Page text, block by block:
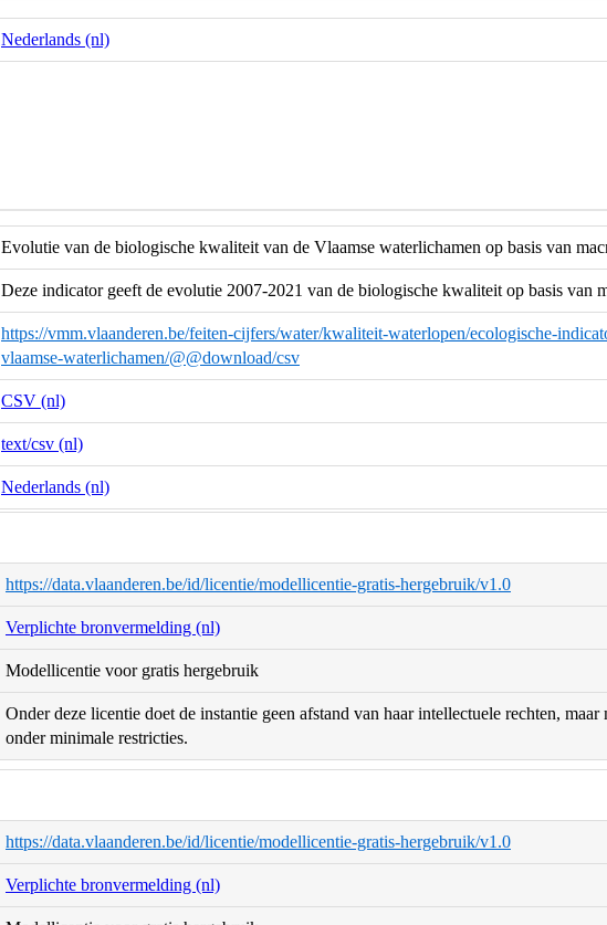
Nederlands (nl)
Evolutie van de biologische kwaliteit van de Vlaamse waterlichamen op basis van
Deze indicator geeft de evolutie 2007-2021 van de biologische kwaliteit op basis van
https://vmm.vlaanderen.be/feiten-cijfers/water/kwaliteit-waterlopen/ecologische-
vlaamse-waterlichamen/@@download/csv
CSV (nl)
text/csv (nl)
Nederlands (nl)
https://data.vlaanderen.be/id/licentie/modellicentie-gratis-hergebruik/v1.0
Verplichte bronvermelding (nl)
Modellicentie voor gratis hergebruik
Onder deze licentie doet de instantie geen afstand van haar intellectuele rechten,
onder minimale restricties.
https://data.vlaanderen.be/id/licentie/modellicentie-gratis-hergebruik/v1.0
Verplichte bronvermelding (nl)